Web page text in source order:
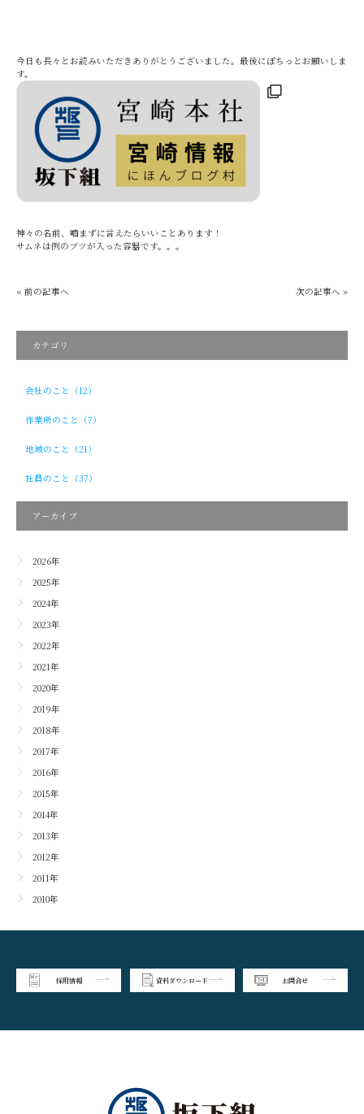
今日も長々とお読みいただきありがとうございました。最後にぽちっとお願いしま
す。
神々の名前、嚙まずに言えたらいいことあります！
サムネは例のブツが入った容器です。。。
« 前の記事へ 次の記事へ »
カテゴリ
会社のこと（12）
作業所のこと（7）
地域のこと（21）
社員のこと（37）
アーカイブ
2026年
2025年
2024年
2023年
2022年
2021年
2020年
2019年
2018年
2017年
2016年
2015年
2014年
2013年
2012年
2011年
2010年
採用情報 資料ダウンロード お問合せ